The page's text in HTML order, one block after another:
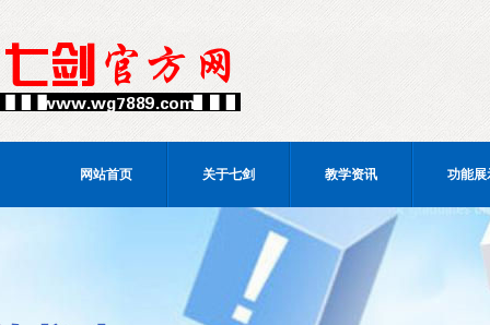
网站首页 关于七剑 教学资讯 功能展